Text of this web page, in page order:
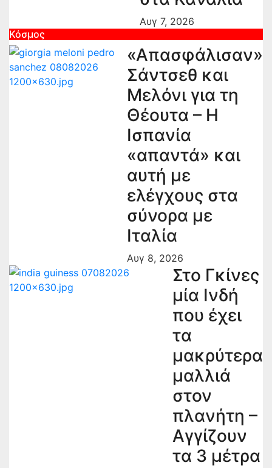
Αυγ 7, 2026
Κόσμος
«Απασφάλισαν»
Σάντσεθ και
Μελόνι για τη
Θέουτα – Η
Ισπανία
«απαντά» και
αυτή με
ελέγχους στα
σύνορα με
Ιταλία
Αυγ 8, 2026
Στο Γκίνες
μία Ινδή
που έχει
τα
μακρύτερα
μαλλιά
στον
πλανήτη –
Αγγίζουν
τα 3 μέτρα